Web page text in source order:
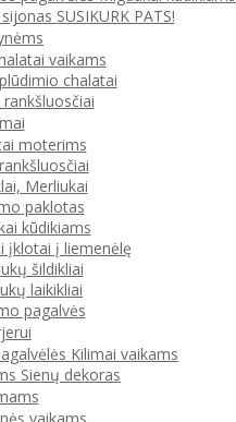
SUSIKURK PATS!
vaikams
chalatai
rankšluosčiai
moterims
Merliukai
paklotas
kūdikiams
įklotai į liemenėlę
šildikliai
laikikliai
pagalvės
Kilimai vaikams
Sienų dekoras
vaikams